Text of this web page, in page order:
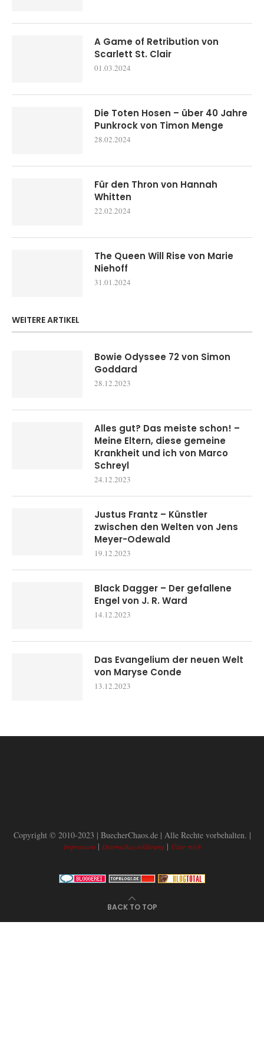
A Game of Retribution von
Scarlett St. Clair
01.03.2024
Die Toten Hosen – über 40 Jahre
Punkrock von Timon Menge
28.02.2024
Für den Thron von Hannah
Whitten
22.02.2024
The Queen Will Rise von Marie
Niehoff
31.01.2024
WEITERE ARTIKEL
Bowie Odyssee 72 von Simon
Goddard
28.12.2023
Alles gut? Das meiste schon! –
Meine Eltern, diese gemeine
Krankheit und ich von Marco
Schreyl
24.12.2023
Justus Frantz – Künstler
zwischen den Welten von Jens
Meyer-Odewald
19.12.2023
Black Dagger – Der gefallene
Engel von J. R. Ward
14.12.2023
Das Evangelium der neuen Welt
von Maryse Conde
13.12.2023
Copyright © 2010-2023 | BuecherChaos.de | Alle Rechte vorbehalten. |
Impressum | Datenschutzerklärung| Über mich
BACK TO TOP